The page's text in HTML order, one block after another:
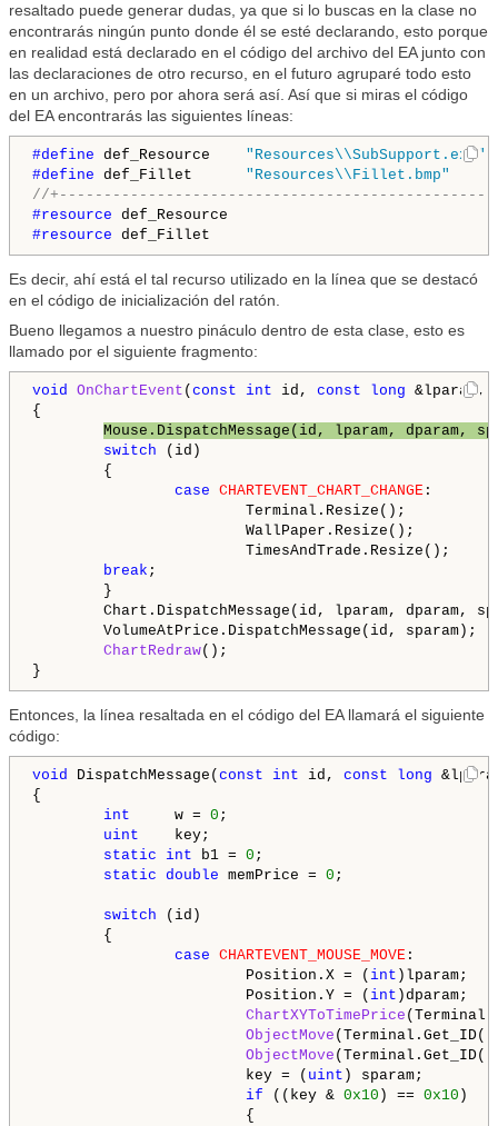
resaltado puede generar dudas, ya que si lo buscas en la clase no
encontrarás ningún punto donde él se esté declarando, esto porque
en realidad está declarado en el código del archivo del EA junto con
las declaraciones de otro recurso, en el futuro agruparé todo esto
en un archivo, pero por ahora será así. Así que si miras el código
del EA encontrarás las siguientes líneas:
#define def_Resource "Resources\\SubSupport.ex5"
#define def_Fillet "Resources\\Fillet.bmp"
//
#resource
#resource
Es decir, ahí está el tal recurso utilizado en la línea que se destacó
en el código de inicialización del ratón.
Bueno llegamos a nuestro pináculo dentro de esta clase, esto es
llamado por el siguiente fragmento:
void OnChartEvent ( const int id, const long &lparam,
{
Mouse.DispatchMessage(id, lparam, dparam,
switch (id)
{
case CHARTEVENT_CHART_CHANGE :
Terminal.Resize();
WallPaper.Resize();
TimesAndTrade.Resize();
break ;
}
Chart.DispatchMessage(id, lparam, dparam,
VolumeAtPrice.DispatchMessage(id, sparam);
ChartRedraw();
Entonces, la línea resaltada en el código del EA llamará el siguiente
código:
void DispatchMessage( const int id, const long
{
int w = 0 ;
uint key;
static
int b1 = 0 ;
static double memPrice = 0 ;
switch (id)
{
case CHARTEVENT_MOUSE_MOVE :
Position.X = ( int )lparam;
Position.Y = ( int )dparam;
ChartXYToTimePrice
ObjectMove
ObjectMove
key = ( uint ) sparam;
if ((key & 0x10 ) == 0x10 )
{